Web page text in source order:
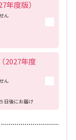
年度版）
ん
2027年度
ん
日後にお届け